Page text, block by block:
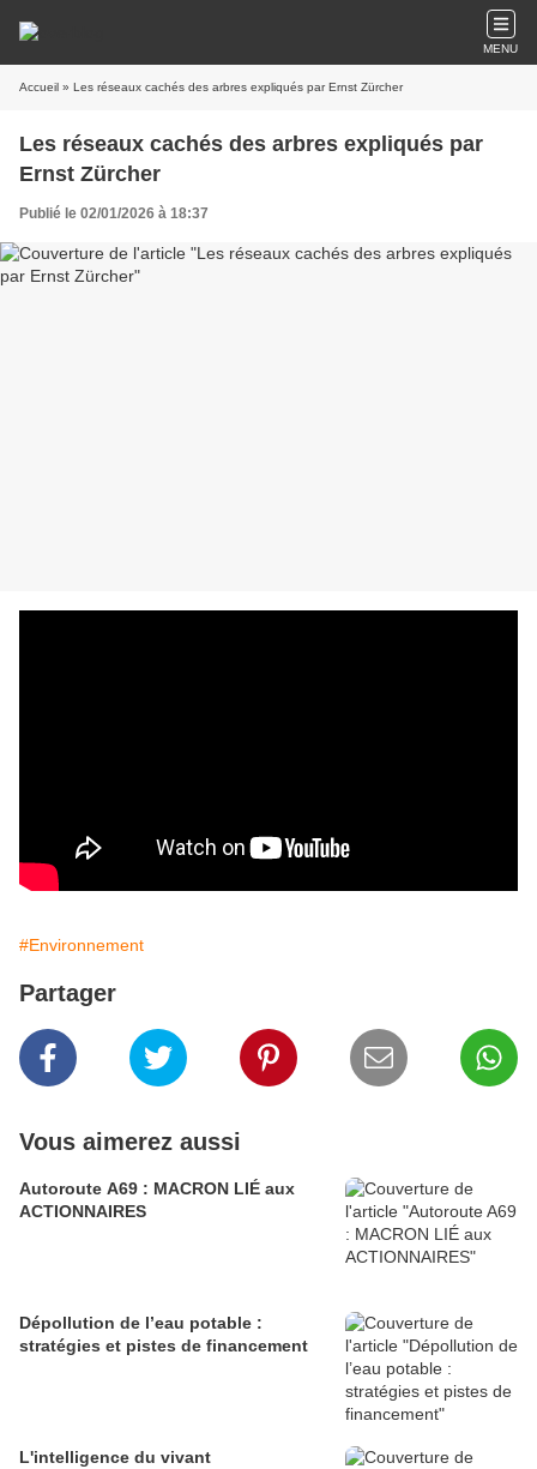
MENU
Accueil » Les réseaux cachés des arbres expliqués par Ernst Zürcher
Les réseaux cachés des arbres expliqués par
Ernst Zürcher
Publié le 02/01/2026 à 18:37
#Environnement
Partager
Vous aimerez aussi
Autoroute A69 : MACRON LIÉ aux
ACTIONNAIRES
Dépollution de l’eau potable :
stratégies et pistes de financement
L'intelligence du vivant